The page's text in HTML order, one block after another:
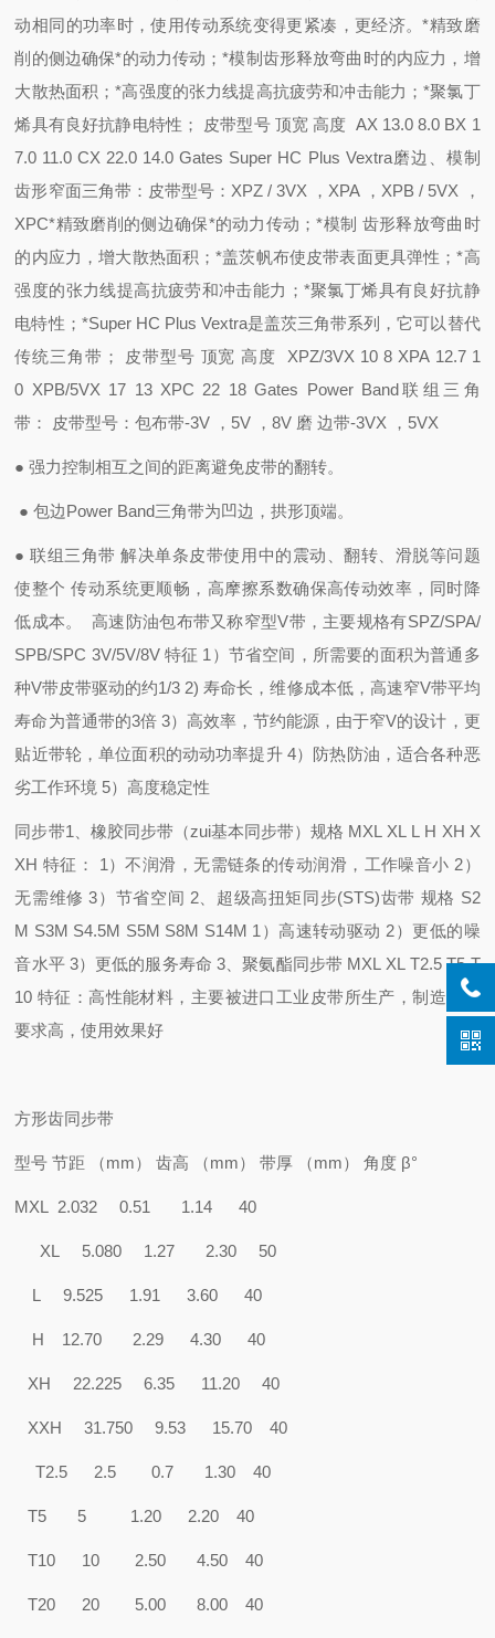
动相同的功率时，使用传动系统变得更紧凑，更经济。*精致磨
削的侧边确保*的动力传动；*模制齿形释放弯曲时的内应力，增
大散热面积；*高强度的张力线提高抗疲劳和冲击能力；*聚氯丁
烯具有良好抗静电特性； 皮带型号 顶宽 高度 AX 13.0 8.0 BX 1
7.0 11.0 CX 22.0 14.0 Gates Super HC Plus Vextra磨边、模制
齿形窄面三角带：皮带型号：XPZ / 3VX ，XPA ，XPB / 5VX ，
XPC*精致磨削的侧边确保*的动力传动；*模制 齿形释放弯曲时
的内应力，增大散热面积；*盖茨帆布使皮带表面更具弹性；*高
强度的张力线提高抗疲劳和冲击能力；*聚氯丁烯具有良好抗静
电特性；*Super HC Plus Vextra是盖茨三角带系列，它可以替代
传统三角带； 皮带型号 顶宽 高度 XPZ/3VX 10 8 XPA 12.7 1
0 XPB/5VX 17 13 XPC 22 18 Gates Power Band联组三角
带： 皮带型号：包布带-3V ，5V ，8V 磨 边带-3VX ，5VX
● 强力控制相互之间的距离避免皮带的翻转。
● 包边Power Band三角带为凹边，拱形顶端。
● 联组三角带 解决单条皮带使用中的震动、翻转、滑脱等问题
使整个 传动系统更顺畅，高摩擦系数确保高传动效率，同时降
低成本。
高速防油包布带又称窄型V带，主要规格有SPZ/SPA/
SPB/SPC 3V/5V/8V 特征 1）节省空间，所需要的面积为普通多
种V带皮带驱动的约1/3 2) 寿命长，维修成本低，高速窄V带平均
寿命为普通带的3倍 3）高效率，节约能源，由于窄V的设计，更
贴近带轮，单位面积的动动功率提升 4）防热防油，适合各种恶
劣工作环境 5）高度稳定性
同步带1、橡胶同步带（zui基本同步带）规格 MXL XL L H XH X
XH 特征： 1）不润滑，无需链条的传动润滑，工作噪音小 2）
无需维修 3）节省空间 2、超级高扭矩同步(STS)齿带 规格 S2
M S3M S4.5M S5M S8M S14M 1）高速转动驱动 2）更低的噪
音水平 3）更低的服务寿命 3、聚氨酯同步带 MXL XL T2.5 T5 T
10 特征：高性能材料，主要被进口工业皮带所生产，制造工艺
要求高，使用效果好
方形齿同步带
型号 节距 （mm） 齿高 （mm） 带厚 （mm） 角度 β°
MXL 2.032 0.51 1.14 40
XL 5.080 1.27 2.30 50
L 9.525 1.91 3.60 40
H 12.70 2.29 4.30 40
XH 22.225 6.35 11.20 40
XXH 31.750 9.53 15.70 40
T2.5 2.5 0.7 1.30 40
T5 5 1.20 2.20 40
T10 10 2.50 4.50 40
T20 20 5.00 8.00 40